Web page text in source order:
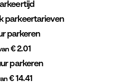
parkeertarieven
parkeren
€ 2.01
parkeren
€ 14.41